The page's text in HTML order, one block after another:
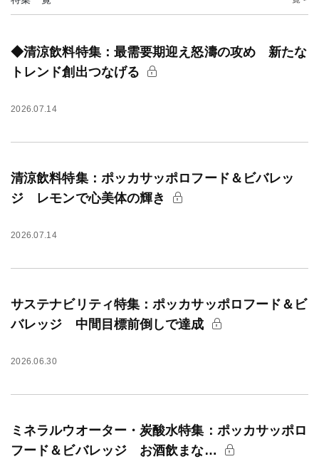
◆清涼飲料特集：最需要期迎え怒濤の攻め 新たな
トレンド創出つなげる
2026.07.14
清涼飲料特集：ポッカサッポロフード＆ビバレッ
ジ レモンで心美体の輝き
2026.07.14
サステナビリティ特集：ポッカサッポロフード＆ビ
バレッジ 中間目標前倒しで達成
2026.06.30
ミネラルウオーター・炭酸水特集：ポッカサッポロ
フード＆ビバレッジ お酒飲まな…